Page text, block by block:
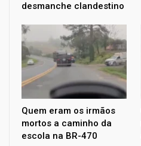
desmanche clandestino
Quem eram os irmãos
mortos a caminho da
escola na BR-470